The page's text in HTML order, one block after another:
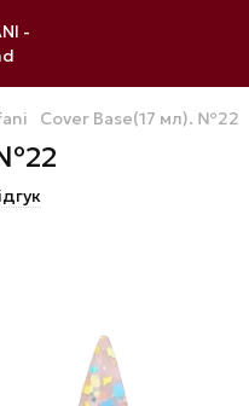
Cover Base(17 мл). №22